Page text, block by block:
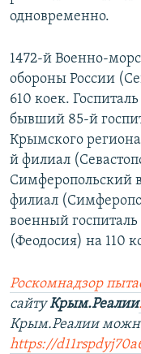
одновременно.
1472-й Военно-
обороны России
610 коек.
бывший 85-й
Крымского
й филиал
Симферопольский
филиал
военный
(Феодосия) на 110
Роскомнадзор
сайтуКрым.Реалии.
Крым.Реалии
https://